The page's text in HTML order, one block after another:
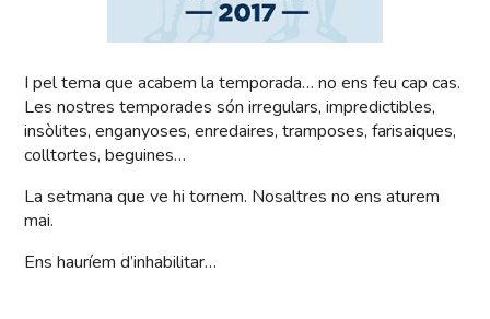
I pel tema que acabem la temporada… no ens feu cap cas.
Les nostres temporades són irregulars, impredictibles,
insòlites, enganyoses, enredaires, tramposes, farisaiques,
colltortes, beguines…
La setmana que ve hi tornem. Nosaltres no ens aturem
mai.
Ens hauríem d’inhabilitar…